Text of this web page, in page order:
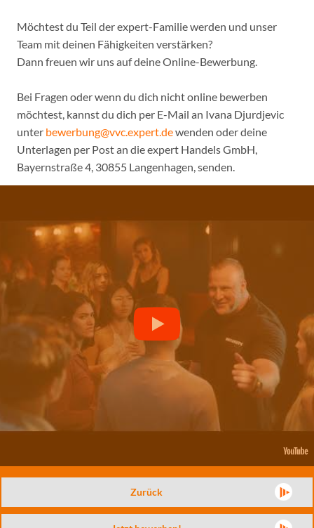
Möchtest du Teil der expert-Familie werden und unser
Team mit deinen Fähigkeiten verstärken?
Dann freuen wir uns auf deine Online-Bewerbung.
Bei Fragen oder wenn du dich nicht online bewerben
möchtest, kannst du dich per E-Mail an Ivana Djurdjevic
unter bewerbung@vvc.expert.dewenden oder deine
Unterlagen per Post an die expert Handels GmbH,
Bayernstraße 4, 30855 Langenhagen, senden.
Zurück